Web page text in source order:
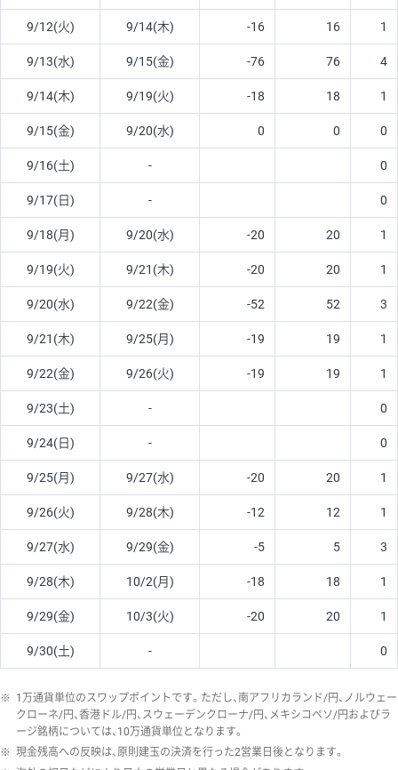
9/12(火) 9/14(木) -16 16 1
9/13(水) 9/15(金) -76 76 4
9/14(木) 9/19(火) -18 18 1
9/15(金) 9/20(水) 0 0 0
9/16(土) - 0
9/17(日) - 0
9/18(月) 9/20(水) -20 20 1
9/19(火) 9/21(木) -20 20 1
9/20(水) 9/22(金) -52 52 3
9/21(木) 9/25(月) -19 19 1
9/22(金) 9/26(火) -19 19 1
9/23(土) - 0
9/24(日) - 0
9/25(月) 9/27(水) -20 20 1
9/26(火) 9/28(木) -12 12 1
9/27(水) 9/29(金) -5 5 3
9/28(木) 10/2(月) -18 18 1
9/29(金) 10/3(火) -20 20 1
9/30(土) - 0
※ 1万通貨単位のスワップポイントです。ただし、南アフリカランド/円、ノルウェー
クローネ/円、香港ドル/円、スウェーデンクローナ/円、メキシコペソ/円およびラ
ージ銘柄については、10万通貨単位となります。
※ 現金残高への反映は、原則建玉の決済を行った2営業日後となります。